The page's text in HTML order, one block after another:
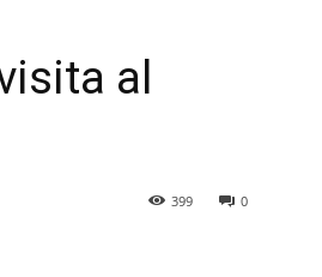
al
0
399